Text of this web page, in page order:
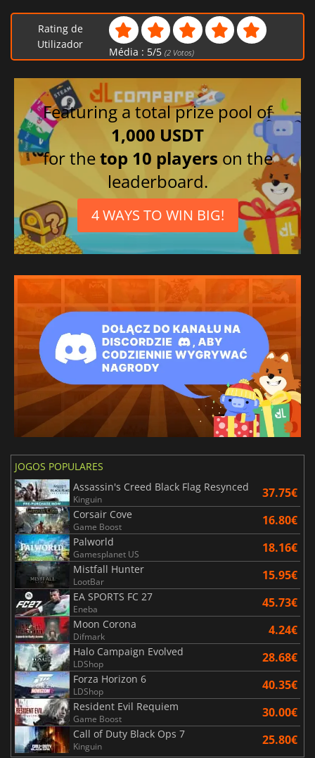
Rating de
Utilizador
Média : 5/5 (2Votos)
Featuring a total prize pool of
1,000 USDT
for thetop 10 players on the
leaderboard.
4 WAYS TO WIN BIG!
JOGOS POPULARES
Assassin's Creed Black Flag Resynced
Kinguin 37.75€
Corsair Cove
Game Boost 16.80€
Palworld
Gamesplanet US 18.16€
Mistfall Hunter
LootBar 15.95€
EA SPORTS FC 27
Eneba 45.73€
Moon Corona
Difmark 4.24€
Halo Campaign Evolved
LDShop 28.68€
Forza Horizon 6
LDShop 40.35€
Resident Evil Requiem
Game Boost 30.00€
Call of Duty Black Ops 7
Kinguin 25.80€